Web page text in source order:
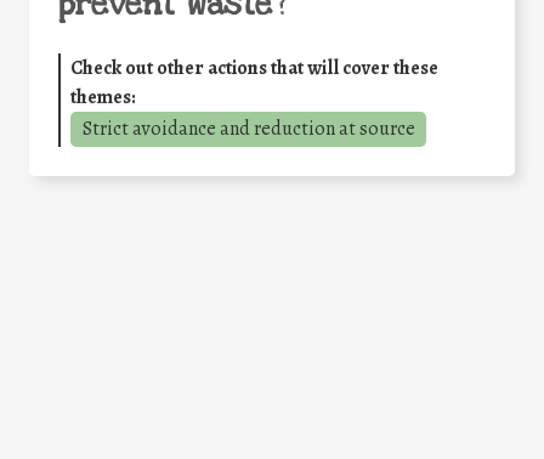
Check out other actions that will cover these
themes:
Strict avoidance and reduction at source